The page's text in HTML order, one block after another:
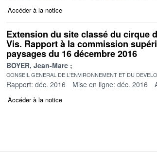
Accéder à la notice
Extension du site classé du cirque
Vis. Rapport à la commission
paysages du 16 décembre 2016
BOYER, Jean-Marc
CONSEIL GENERAL DE L'ENVIRONNEMENT ET DU
Rapport: déc. 2016 Mise en ligne: déc. 2016
Accéder à la notice